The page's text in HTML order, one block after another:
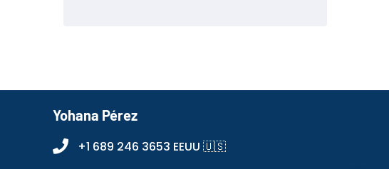
Yohana Pérez
+1 689 246 3653 EEUU 🇺🇸